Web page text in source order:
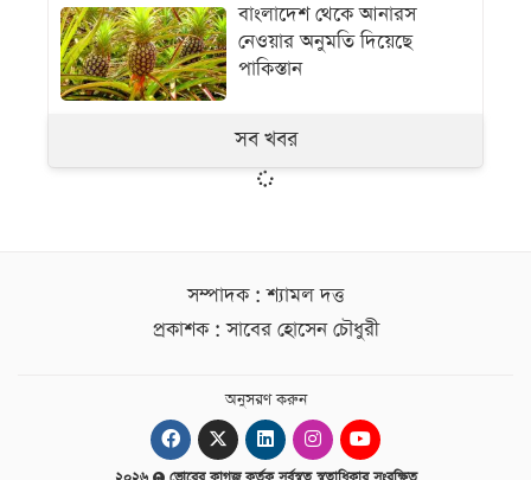
বাংলাদেশ থেকে আনারস
নেওয়ার অনুমতি দিয়েছে
পাকিস্তান
সব খবর
সম্পাদক : শ্যামল দত্ত
প্রকাশক : সাবের হোসেন চৌধুরী
অনুসরণ করুন